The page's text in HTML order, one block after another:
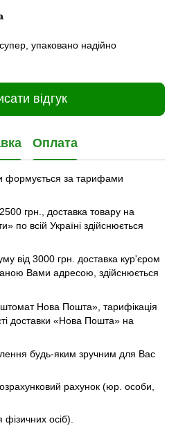
упаковано надійно
відгук
Оплата
формується за тарифами
грн., доставка товару на
по всій Україні здійснюється
від 3000 грн. доставка кур'єром
Вами адресою, здійснюється
Нова Пошта», тарифікація
доставки «Нова Пошта» на
будь-яким зручним для Вас
рахунок (юр. особи,
осіб).